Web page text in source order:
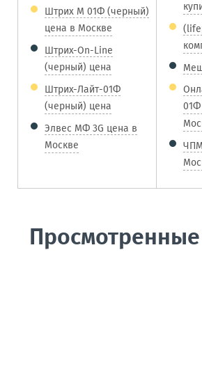
Штрих М 01Ф (черный)
цена в Москве
Штрих-On-Line
(черный) цена
Штрих-Лайт-01Ф
(черный) цена
Элвес МФ 3G цена в
Москве
01Ф
ЧПМ